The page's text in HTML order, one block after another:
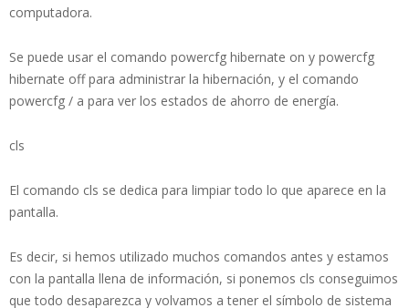
computadora.
Se puede usar el comando powercfg hibernate on y powercfg
hibernate off para administrar la hibernación, y el comando
powercfg / a para ver los estados de ahorro de energía.
cls
El comando cls se dedica para limpiar todo lo que aparece en la
pantalla.
Es decir, si hemos utilizado muchos comandos antes y estamos
con la pantalla llena de información, si ponemos cls conseguimos
que todo desaparezca y volvamos a tener el símbolo de sistema